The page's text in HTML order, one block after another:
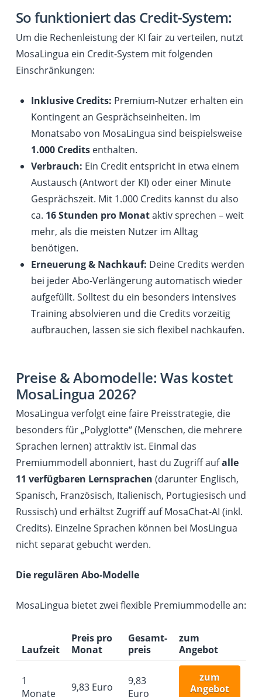
So funktioniert das Credit-System:
Um die Rechenleistung der KI fair zu verteilen, nutzt
MosaLingua ein Credit-System mit folgenden
Einschränkungen:
Inklusive Credits: Premium-Nutzer erhalten ein
Kontingent an Gesprächseinheiten. Im
Monatsabo von MosaLingua sind beispielsweise
1.000 Credits enthalten.
Verbrauch: Ein Credit entspricht in etwa einem
Austausch (Antwort der KI) oder einer Minute
Gesprächszeit. Mit 1.000 Credits kannst du also
ca. 16 Stunden pro Monataktiv sprechen – weit
mehr, als die meisten Nutzer im Alltag
benötigen.
Erneuerung & Nachkauf: Deine Credits werden
bei jeder Abo-Verlängerung automatisch wieder
aufgefüllt. Solltest du ein besonders intensives
Training absolvieren und die Credits vorzeitig
aufbrauchen, lassen sie sich flexibel nachkaufen.
Preise & Abomodelle: Was kostet
MosaLingua 2026?
MosaLingua verfolgt eine faire Preisstrategie, die
besonders für „Polyglotte“ (Menschen, die mehrere
Sprachen lernen) attraktiv ist. Einmal das
Premiummodell abonniert, hast du Zugriff aufalle
11 verfügbaren Lernsprachen (darunter Englisch,
Spanisch, Französisch, Italienisch, Portugiesisch und
Russisch) und erhältst Zugriff auf MosaChat-AI (inkl.
Credits). Einzelne Sprachen können bei MosLingua
nicht separat gebucht werden.
Die regulären Abo-Modelle
MosaLingua bietet zwei flexible Premiummodelle an:
Laufzeit
Preis pro
Monat
Gesamt­
preis
zum
Angebot
1
Monate
9,83 Euro
9,83
Euro
zum
Angebot